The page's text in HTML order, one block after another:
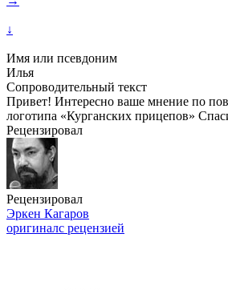
↓
Имя или псевдоним
Илья
Сопроводительный текст
Привет! Интересно ваше мнение по
логотипа «Курганских прицепов»
Рецензировал
Рецензировал
Эркен Кагаров
оригиналс рецензией